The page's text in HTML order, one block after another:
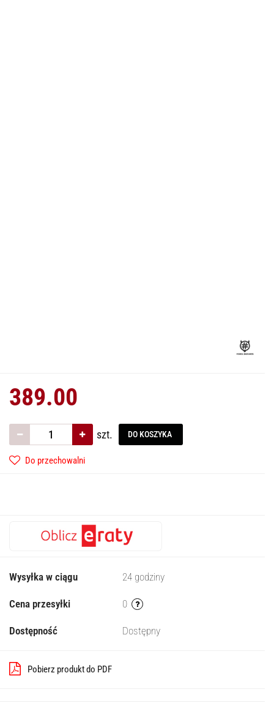
389.00
szt. DO KOSZYKA
Do przechowalni
Wysyłka w ciągu 24 godziny
Cena przesyłki 0
Dostępność Dostępny
Pobierz produkt do PDF